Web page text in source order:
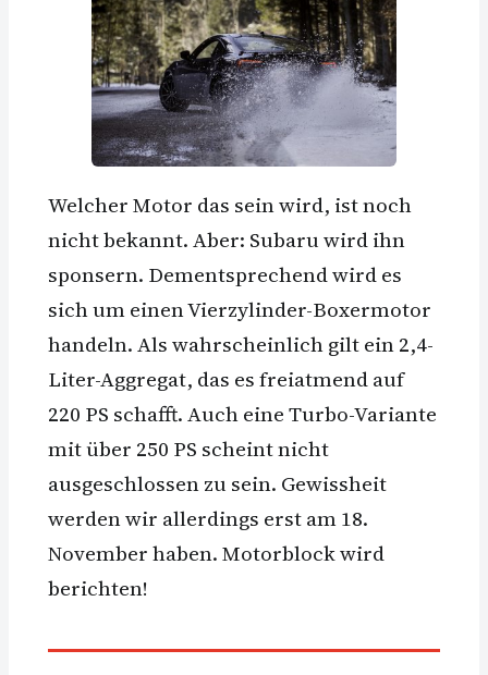
Welcher Motor das sein wird, ist noch
nicht bekannt. Aber: Subaru wird ihn
sponsern. Dementsprechend wird es
sich um einen Vierzylinder-Boxermotor
handeln. Als wahrscheinlich gilt ein 2,4-
Liter-Aggregat, das es freiatmend auf
220 PS schafft. Auch eine Turbo-Variante
mit über 250 PS scheint nicht
ausgeschlossen zu sein. Gewissheit
werden wir allerdings erst am 18.
November haben. Motorblock wird
berichten!